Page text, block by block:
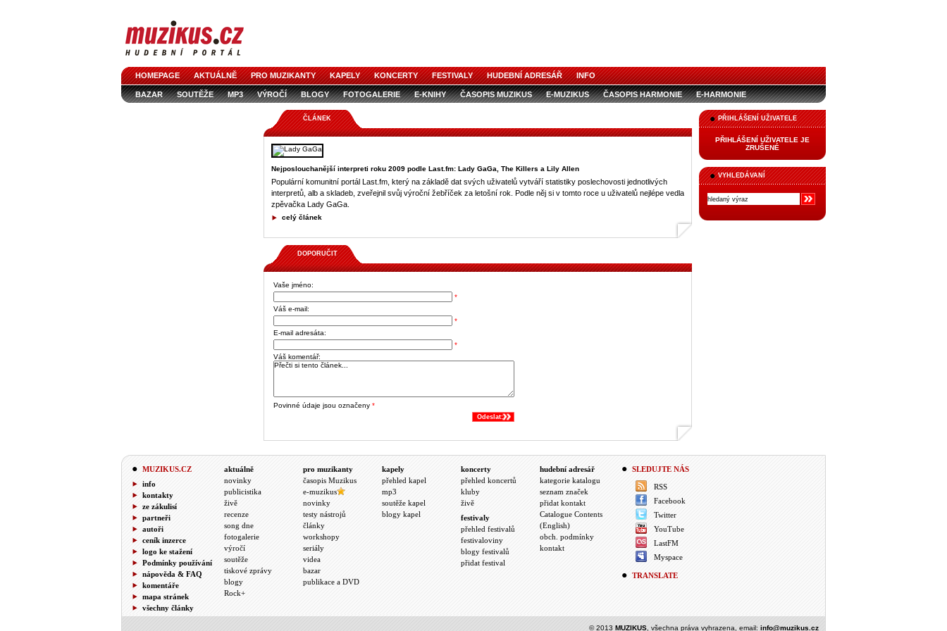
HOMEPAGE AKTUÁLNĚ PRO MUZIKANTY KAPELY KONCERTY FESTIVALY HUDEBNÍ ADRESÁŘ INFO
BAZAR SOUTĚŽE MP3 VÝROČÍ BLOGY FOTOGALERIE E-KNIHY ČASOPIS MUZIKUS E-MUZIKUS ČASOPIS HARMONIE E-HARMONIE
PŘIHLÁŠENÍ UŽIVATELE
PŘIHLÁŠENÍ UŽIVATELE JE
ZRUŠENÉ
VYHLEDÁVANÍ
ČLÁNEK
Nejposlouchanější interpreti roku 2009 podle Last.fm: Lady GaGa, The Killers a Lily Allen
Populární komunitní portál Last.fm, který na základě dat svých uživatelů vytváří statistiky poslechovosti jednotlivých
interpretů, alb a skladeb, zveřejnil svůj výroční žebříček za letošní rok. Podle něj si v tomto roce u uživatelů nejlépe vedla
zpěvačka Lady GaGa.
celý článek
DOPORUČIT
Vaše jméno:
*
Váš e-mail:
*
E-mail adresáta:
*
Váš komentář:
Povinné údaje jsou označeny *
Odeslat:
MUZIKUS.CZ
info
kontakty
ze zákulisí
partneři
autoři
ceník inzerce
logo ke stažení
Podmínky používání
nápověda & FAQ
komentáře
mapa stránek
všechny články
aktuálně
novinky
publicistika
živě
recenze
song dne
fotogalerie
výročí
soutěže
tiskové zprávy
blogy
Rock+
pro muzikanty
časopis Muzikus
e-muzikus
novinky
testy nástrojů
články
workshopy
seriály
videa
bazar
publikace a DVD
kapely
přehled kapel
mp3
soutěže kapel
blogy kapel
koncerty
přehled koncertů
kluby
živě
festivaly
přehled festivalů
festivaloviny
blogy festivalů
přidat festival
hudební adresář
kategorie katalogu
seznam značek
přidat kontakt
Catalogue Contents
(English)
obch. podmínky
kontakt
SLEDUJTE NÁS
RSS
Facebook
Twitter
YouTube
LastFM
Myspace
TRANSLATE
© 2013 MUZIKUS , všechna práva vyhrazena, email: info@muzikus.cz